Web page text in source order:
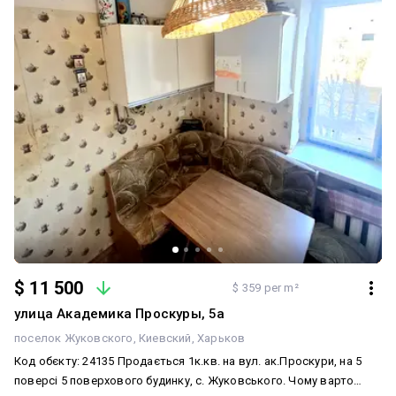
$ 11 500 $ 359 per m²
улица Академика Проскуры, 5а
поселок Жуковского Киевский Харьков
Код обєкту: 24135 Продається 1к.кв. на вул. ак.Проскури, на 5
поверсі 5 поверхового будинку, с. Жуковського. Чому варто